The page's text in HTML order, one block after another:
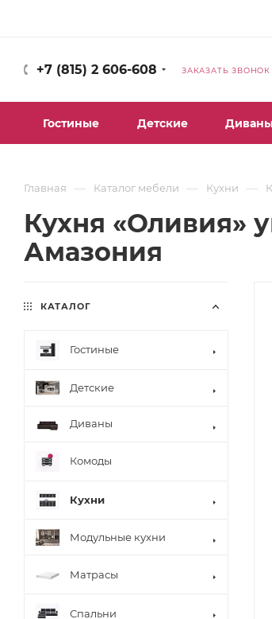
+7 (815) 2 606-608 ЗАКАЗАТЬ ЗВОНОК
Гостиные Детские Диваны
Главная — Каталог мебели — Кухни —
Кухня «Оливия»
Амазония
КАТАЛОГ
Гостиные
Детские
Диваны
Комоды
Кухни
Модульные кухни
Матрасы
Спальни